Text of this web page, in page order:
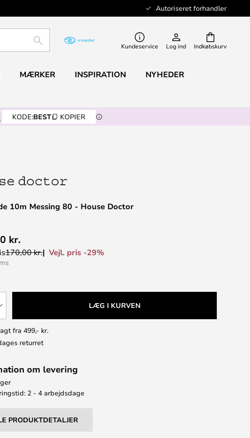
Autoriseret forhandler
Indkøbskurv
SØG Kundeservice Log ind
MÆRKER INSPIRATION NYHEDER
KODE:BEST KOPIER
10m Messing 80 - House Doctor
kr.
170,00 kr. Vejl. pris -29%
LÆG I KURVEN
fra 499,- kr.
returret
om levering
2 - 4 arbejdsdage
PRODUKTDETALJER